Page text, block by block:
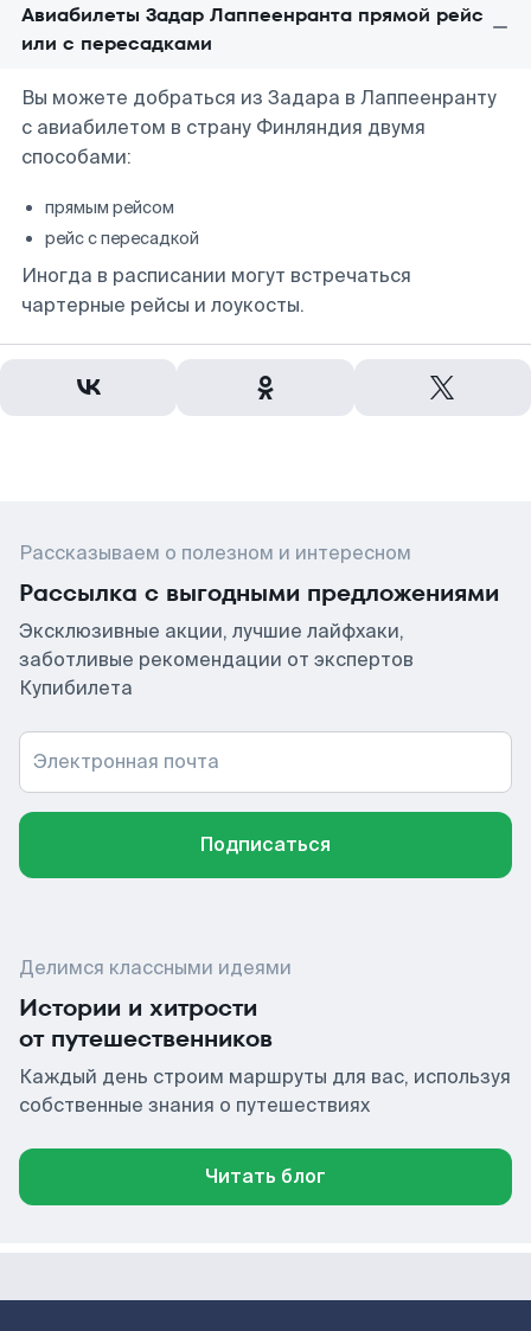
Авиабилеты Задар Лаппеенранта прямой рейс
или с пересадками
Вы можете добраться из Задара в Лаппеенранту
с авиабилетом в страну Финляндия двумя
способами:
прямым рейсом
рейс с пересадкой
Иногда в расписании могут встречаться
чартерные рейсы и лоукосты.
Рассказываем о полезном и интересном
Рассылка с выгодными предложениями
Эксклюзивные акции, лучшие лайфхаки,
заботливые рекомендации от экспертов
Купибилета
Электронная почта
Подписаться
Делимся классными идеями
Истории и хитрости
от путешественников
Каждый день строим маршруты для вас, используя
собственные знания о путешествиях
Читать блог